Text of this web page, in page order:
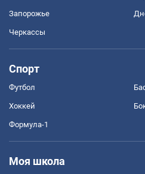
Запорожье
Черкассы
Спорт
Футбол
Хоккей
Формула-1
Моя школа